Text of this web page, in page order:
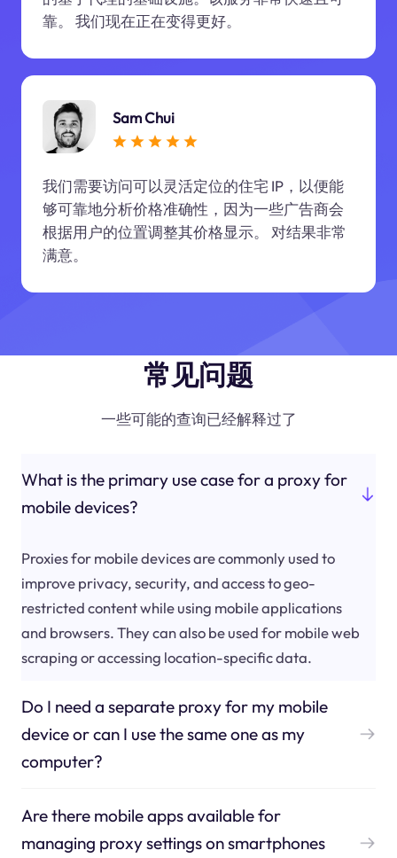
靠。 我们现在正在变得更好。
Sam Chui
我们需要访问可以灵活定位的住宅 IP，以便能
够可靠地分析价格准确性，因为一些广告商会
根据用户的位置调整其价格显示。 对结果非常
满意。
常见问题
一些可能的查询已经解释过了
What is the primary use case for a proxy for
mobile devices?
Proxies for mobile devices are commonly used to
improve privacy, security, and access to geo-
restricted content while using mobile applications
and browsers. They can also be used for mobile web
scraping or accessing location-specific data.
Do I need a separate proxy for my mobile
device or can I use the same one as my
computer?
Are there mobile apps available for
managing proxy settings on smartphones